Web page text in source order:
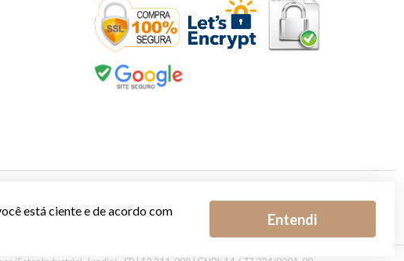
está ciente e de acordo com
Entendi